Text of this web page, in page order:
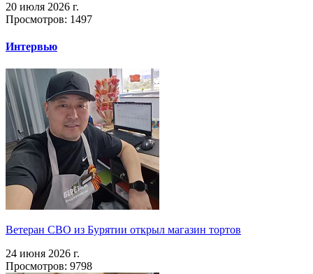
20 июля 2026 г.
Просмотров: 1497
Интервью
Ветеран СВО из Бурятии открыл магазин тортов
24 июня 2026 г.
Просмотров: 9798